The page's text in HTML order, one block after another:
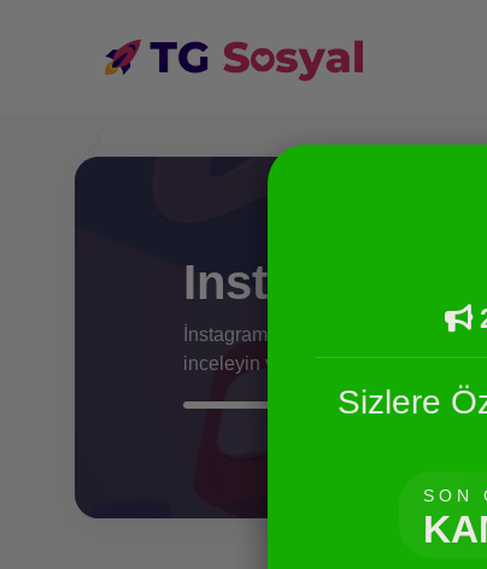
Instagram
İnstagram'da paylaştığınız
inceleyin ve satın alın
Sizlere
SON